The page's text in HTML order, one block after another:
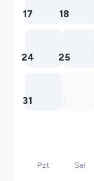
17 18
24 25
31
Pzt Sal